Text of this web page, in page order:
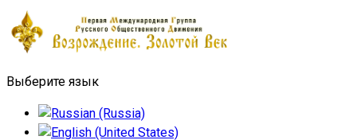
Выберите язык